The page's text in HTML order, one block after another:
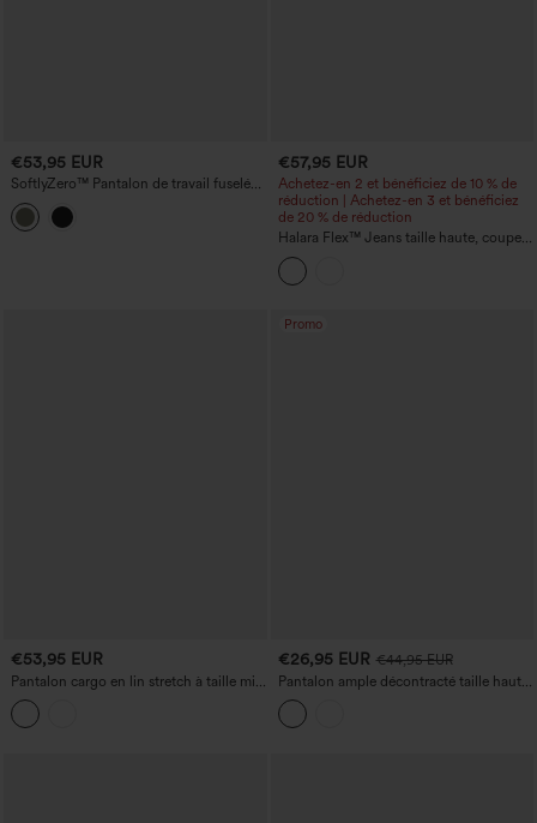
€53,95 EUR
SoftlyZero™ Pantalon de travail fuselé
ceinturé, taille extra-haute, doublure
thermique en peluche, avec poches
€57,95 EUR
Achetez-en 2 et bénéficiez de 10 % de
réduction | Achetez-en 3 et bénéficiez
de 20 % de réduction
Halara Flex™ Jeans taille haute, coupe
droite, effet délavé, revers décontractés,
avec poches
€53,95 EUR
Pantalon cargo en lin stretch à taille mi-
haute, coupe droite, à cordon de serrage
et poches
Promo
€26,95 EUR €44,95 EUR
Pantalon ample décontracté taille haute
à plis, fermeture éclair invisible, effet lin,
avec poches.